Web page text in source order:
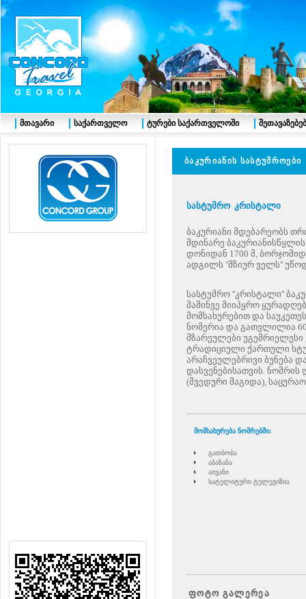
ბაკურიანის სასტუმროები
სასტუმრო კრისტალი
ბაკურიანი მდებარეობს
მდინარე
დონიდან 1700 მ,
ადგილს ''მზიურ ველს''
სასტუმრო ''კრისტალი''
მაშინვე მიიპყრო
მომსახურებით და
ნომერია და გათვლილია
მზარეულები უგემრიელესი
ტრადიციული ქართული
არაჩვეულებრივი ბუნება
დასვენებისათვის. ნომრის
(შვედური მაგიდა),
მომსახურება ნომრებში:
გათბობა
აბაზანა
აივანი
სატელიტური ტელევიზია
ფოტო გალერეა
მთავარი საქართველო ტურები საქართველოში